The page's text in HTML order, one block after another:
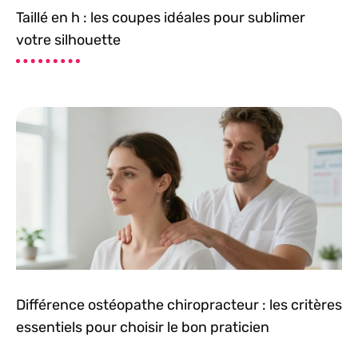
Taillé en h : les coupes idéales pour sublimer
votre silhouette
Différence ostéopathe chiropracteur : les critères
essentiels pour choisir le bon praticien